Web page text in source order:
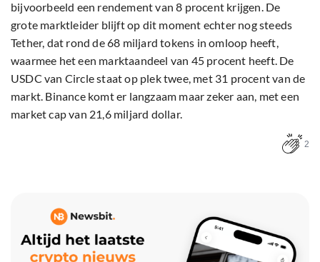
bijvoorbeeld een rendement van 8 procent krijgen. De
grote marktleider blijft op dit moment echter nog steeds
Tether, dat rond de 68 miljard tokens in omloop heeft,
waarmee het een marktaandeel van 45 procent heeft. De
USDC van Circle staat op plek twee, met 31 procent van de
markt. Binance komt er langzaam maar zeker aan, met een
market cap van 21,6 miljard dollar.
2